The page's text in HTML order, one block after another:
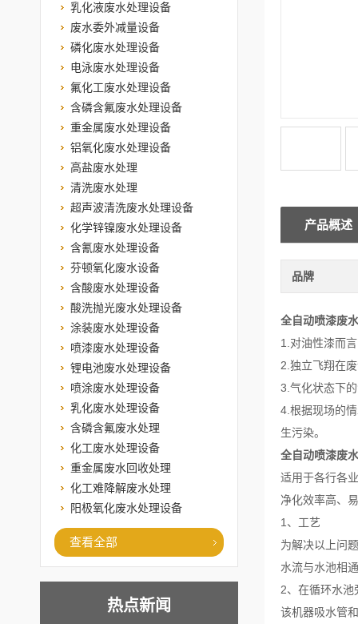
乳化液废水处理设备
废水委外减量设备
磷化废水处理设备
电泳废水处理设备
氟化工废水处理设备
含磷含氟废水处理设备
重金属废水处理设备
铝氧化废水处理设备
高盐废水处理
清洗废水处理
超声波清洗废水处理设备
化学锌镍废水处理设备
含氰废水处理设备
芬顿氧化废水设备
含酸废水处理设备
酸洗抛光废水处理设备
涂装废水处理设备
喷漆废水处理设备
锂电池废水处理设备
喷涂废水处理设备
乳化废水处理设备
含磷含氟废水处理
化工废水处理设备
重金属废水回收处理
化工难降解废水处理
阳极氧化废水处理设备
查看全部
热点新闻
产品概述
品牌
全自动喷漆废
1.对油性漆而
2.独立飞翔在
3.气化状态下
4.根据现场的
生污染。
全自动喷漆废
适用于各行各
净化效率高、
1、工艺
为解决以上问
水流与水池相
2、在循环水
该机器吸水管